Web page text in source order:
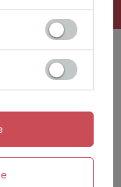
zł
wprowadzeniem